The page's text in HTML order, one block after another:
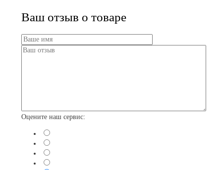
Ваш отзыв о товаре
Оцените наш сервис: